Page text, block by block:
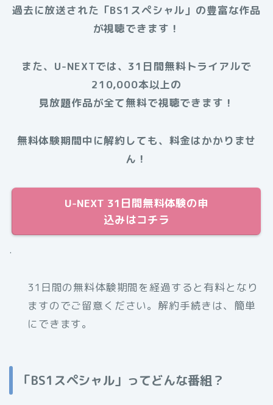
過去に放送された 「BS1スペシャル」 の豊富な作品
が視聴できます！
また、U-NEXTでは、31日間無料トライアルで
210,000本以上の
見放題作品が全て無料で視聴できます！
無料体験期間中に解約しても、料金はかかりませ
ん！
U-NEXT 31日間無料体験の申
込みはコチラ
.
31日間の無料体験期間を経過すると有料となり
ますのでご留意ください。解約手続きは、簡単
にできます。
「BS1スペシャル」ってどんな番組？